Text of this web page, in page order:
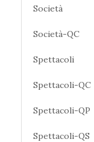
Società
Società-QC
Spettacoli
Spettacoli-QC
Spettacoli-QP
Spettacoli-QS